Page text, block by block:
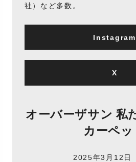
社）など多数。
Instagram
X
オーバーザサン 私
カーペッ
2025年3月12日